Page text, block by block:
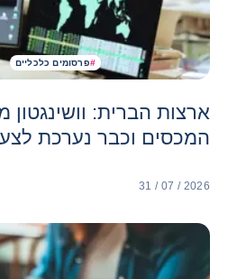
#פרסומים כלכליים
ארצות הברית:
המכסים וכבר נערכת
31 / 07 / 2026